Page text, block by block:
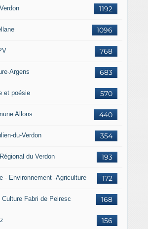
1192
1096
768
683
Argens
570
et poésie
440
Allons
354
du-Verdon
193
du Verdon
172
- Environnement -Agriculture
168
Fabri de Peiresc
156